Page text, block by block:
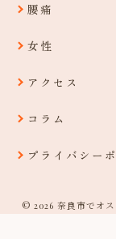
腰痛
女性
アクセス
コラム
プライバシー
© 2026 奈良市でオ